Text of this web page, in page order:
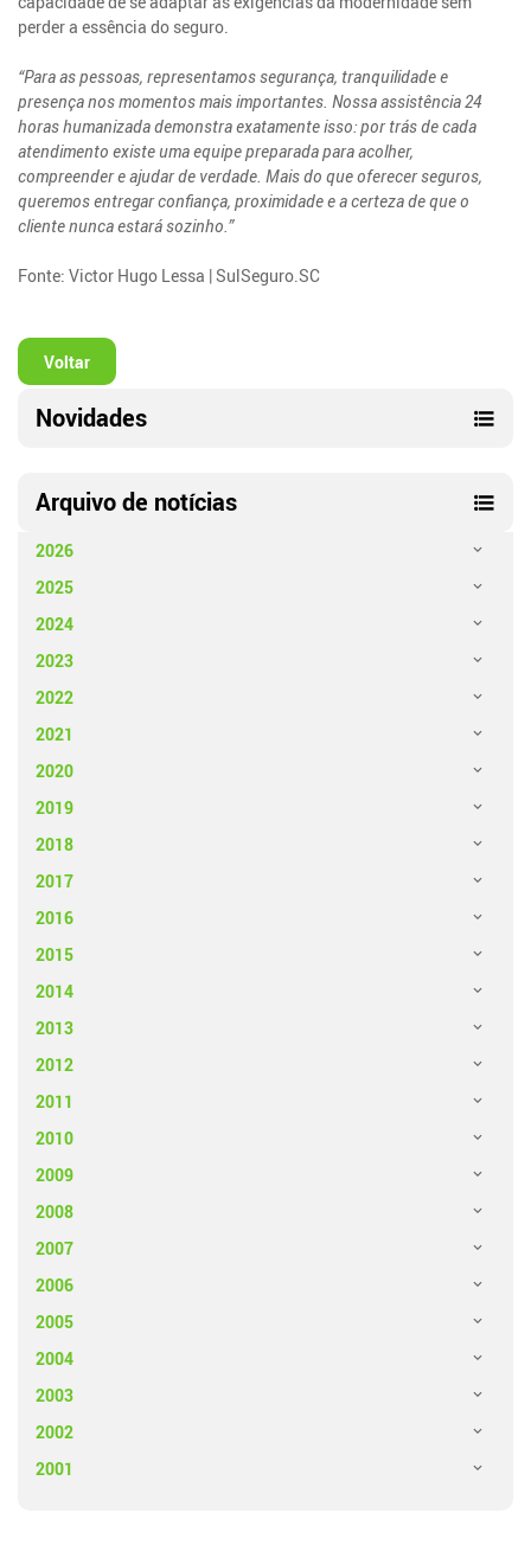
perder a essência do seguro.
“Para as pessoas, representamos segurança, tranquilidade e
presença nos momentos mais importantes. Nossa assistência 24
horas humanizada demonstra exatamente isso: por trás de cada
atendimento existe uma equipe preparada para acolher,
compreender e ajudar de verdade. Mais do que oferecer seguros,
queremos entregar confiança, proximidade e a certeza de que o
cliente nunca estará sozinho.”
Fonte: Victor Hugo Lessa | SulSeguro.SC
Voltar
Novidades
Arquivo de notícias
2026
2025
2024
2023
2022
2021
2020
2019
2018
2017
2016
2015
2014
2013
2012
2011
2010
2009
2008
2007
2006
2005
2004
2003
2002
2001